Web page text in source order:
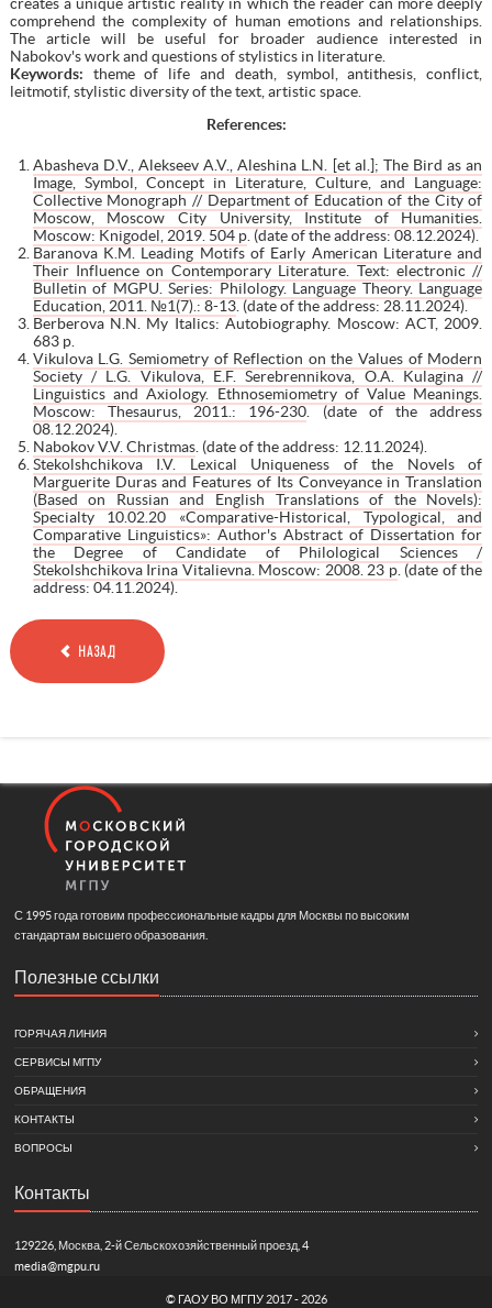
comprehend the complexity of human emotions and relationships.
The article will be useful for broader audience interested in
Nabokov's work and questions of stylistics in literature.
Keywords: theme of life and death, symbol, antithesis, conflict,
leitmotif, stylistic diversity of the text, artistic space.
References:
Abasheva D.V., Alekseev A.V., Aleshina L.N. [et al.]; The Bird as an
Image, Symbol, Concept in Literature, Culture, and Language:
Collective Monograph // Department of Education of the City of
Moscow, Moscow City University, Institute of Humanities.
Moscow: Knigodel, 2019. 504 p. (date of the address: 08.12.2024).
Baranova K.M. Leading Motifs of Early American Literature and
Their Influence on Contemporary Literature. Text: electronic //
Bulletin of MGPU. Series: Philology. Language Theory. Language
Education, 2011. №1(7).: 8-13. (date of the address: 28.11.2024).
Berberova N.N. My Italics: Autobiography. Moscow: ACT, 2009.
683 p.
Vikulova L.G. Semiometry of Reflection on the Values of Modern
Society / L.G. Vikulova, E.F. Serebrennikova, O.A. Kulagina //
Linguistics and Axiology. Ethnosemiometry of Value Meanings.
Moscow: Thesaurus, 2011.: 196-230 . (date of the address
08.12.2024).
Nabokov V.V. Christmas. (date of the address: 12.11.2024).
Stekolshchikova I.V. Lexical Uniqueness of the Novels of
Marguerite Duras and Features of Its Conveyance in Translation
(Based on Russian and English Translations of the Novels):
Specialty 10.02.20 «Comparative-Historical, Typological, and
Comparative Linguistics»: Author's Abstract of Dissertation for
the Degree of Candidate of Philological Sciences /
Stekolshchikova Irina Vitalievna. Moscow: 2008. 23 p. (date of the
address: 04.11.2024).
НАЗАД
С 1995 года готовим профессиональные кадры для Москвы по высоким
стандартам высшего образования.
Полезные ссылки
ГОРЯЧАЯ ЛИНИЯ
СЕРВИСЫ МГПУ
ОБРАЩЕНИЯ
КОНТАКТЫ
ВОПРОСЫ
Контакты
129226, Москва, 2-й Сельскохозяйственный проезд, 4
media@mgpu.ru
© ГАОУ ВО МГПУ 2017 - 2026